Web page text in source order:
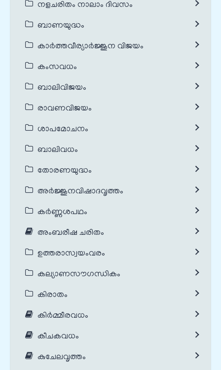
നളചരിതം നാലാം ദിവസം
ബാണയുദ്ധം
കാർത്തവീര്യാർജ്ജുന വിജയം
കംസവധം
ബാലിവിജയം
രാവണവിജയം
ശാപമോചനം
ബാലിവധം
തോരണയുദ്ധം
അർജ്ജുനവിഷാദവൃത്തം
കർണ്ണശപഥം
അംബരീഷ ചരിതം
ഉത്തരാസ്വയംവരം
കല്യാണസൗഗന്ധികം
കിരാതം
കിർമ്മീരവധം
കീചകവധം
കുചേലവൃത്തം